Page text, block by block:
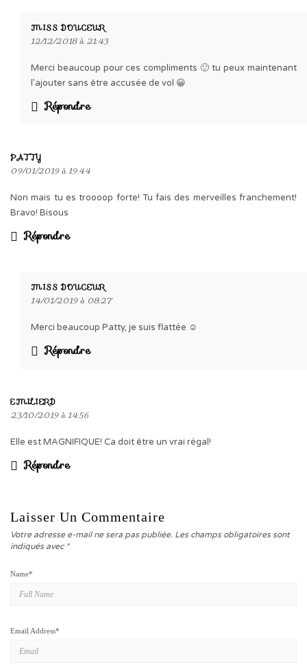
MISS DOUCEUR
12/12/2018 à 21:43
Merci beaucoup pour ces compliments 🙂 tu peux maintenant
l’ajouter sans être accusée de vol 😀
Répondre
PATTY
09/01/2019 à 19:44
Non mais tu es troooop forte! Tu fais des merveilles franchement!
Bravo! Bisous
Répondre
MISS DOUCEUR
14/01/2019 à 08:27
Merci beaucoup Patty, je suis flattée ☺️
Répondre
EMILIERD
23/10/2019 à 14:56
Elle est MAGNIFIQUE! Ca doit être un vrai régal!
Répondre
Laisser Un Commentaire
Votre adresse e-mail ne sera pas publiée. Les champs obligatoires sont
indiqués avec *
Name*
Email Address*